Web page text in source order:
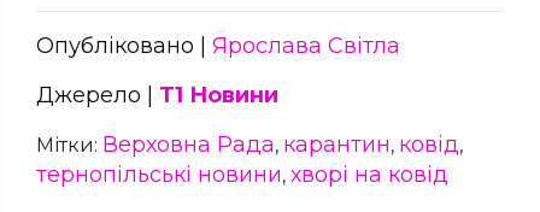
Опубліковано | Ярослава Світла
Джерело | Т1 Новини
Мітки: Верховна Рада, карантин, ковід,
тернопільські новини, хворі на ковід